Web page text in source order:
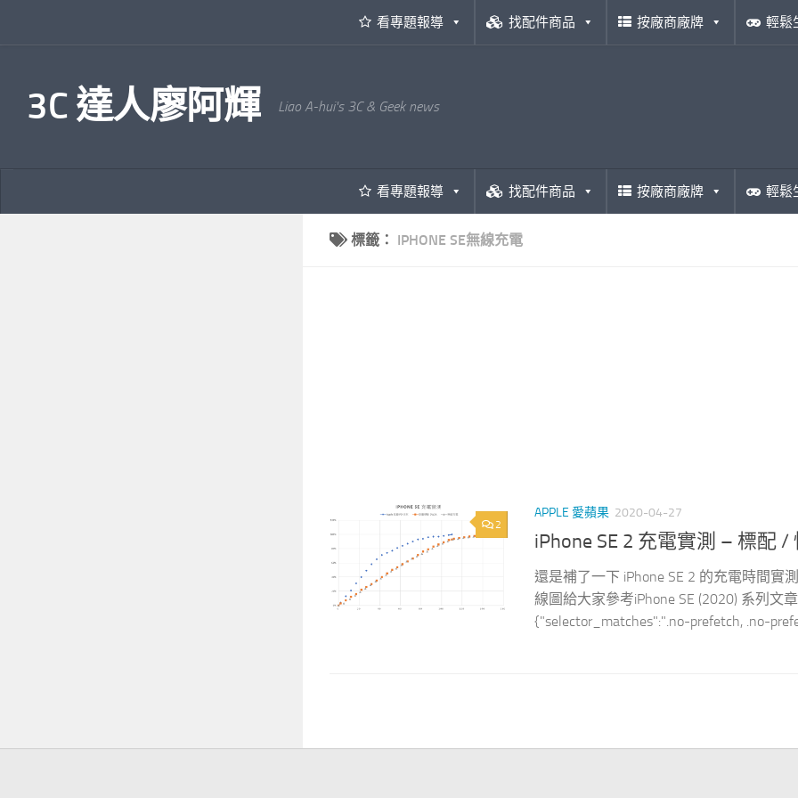
看專題報導 找配件商品 按廠商廠牌 輕鬆
3C 達人廖阿輝 Liao A-hui's 3C & Geek news
看專題報導 找配件商品 按廠商廠牌 輕鬆
標籤： IPHONE SE無線充電
2
APPLE 愛蘋果 2020-04-27
iPhone SE 2 充電實測 – 標配
還是補了一下 iPhone SE 2 的充電時間實
線圖給大家參考iPhone SE (2020) 系列
{"selector_matches":".no-prefetch, .no-